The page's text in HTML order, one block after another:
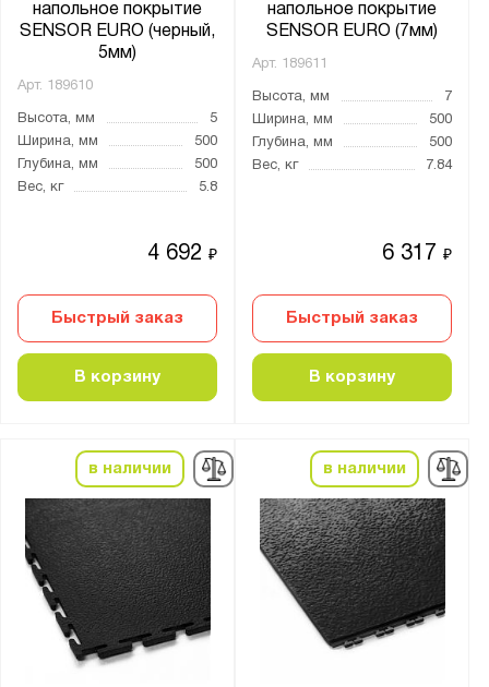
напольное покрытие
SENSOR EURO (черный,
5мм)
Арт. 189610
Высота, мм
5
Ширина, мм
500
Глубина, мм
500
Вес, кг
5.8
4 692₽
Быстрый заказ
В корзину
напольное покрытие
SENSOR EURO (7мм)
Арт. 189611
Высота, мм
7
Ширина, мм
500
Глубина, мм
500
Вес, кг
7.84
6 317₽
Быстрый заказ
В корзину
в наличии в наличии